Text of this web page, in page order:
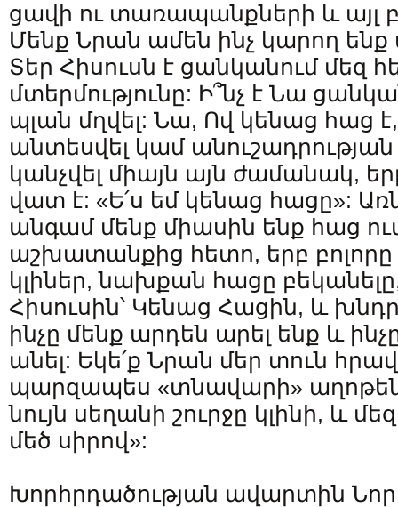
ցավի ու տառապանքների և այլ
Մենք Նրան ամեն ինչ կարող
Տեր Հիսուսն է ցանկանում մեզ
մտերմությունը: Ի՞նչ է Նա
պլան մղվել: Նա, Ով կենաց հաց
անտեսվել կամ անուշադրության
կանչվել միայն այն ժամանակ,
վատ է: «Ե՛ս եմ կենաց հացը»:
անգամ մենք միասին ենք հաց
աշխատանքից հետո, երբ
կլիներ, նախքան հացը
Հիսուսին՝ Կենաց Հացին, և
ինչը մենք արդեն արել ենք և
անել: Եկե՛ք Նրան մեր տուն
պարզապես «տնավարի»
նույն սեղանի շուրջը կլինի, և
մեծ սիրով»:
Խորհրդածության ավարտին